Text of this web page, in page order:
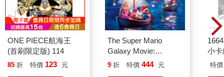
ONE PIECE航海王
(首刷限定版) 114
85 折 特價 123 元
The Super Mario
Galaxy Movie:
Peach`s Birthday
9 折 特價 444 元
小卡
特價